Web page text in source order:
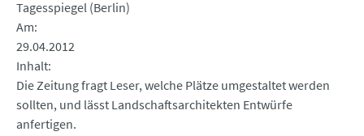
Tagesspiegel (Berlin)
Am
29.04.2012
Inhalt
Die Zeitung fragt Leser, welche Plätze umgestaltet werden
sollten, und lässt Landschaftsarchitekten Entwürfe
anfertigen.